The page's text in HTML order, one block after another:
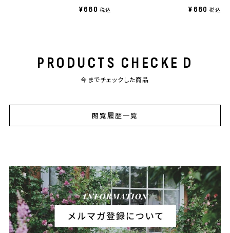
¥680
¥680
PRODUCTS CHECKE D
今までチェックした商品
閲覧履歴一覧